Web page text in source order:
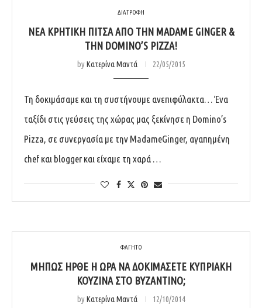
ΔΙΑΤΡΟΦΗ
ΝΈΑ ΚΡΗΤΙΚΉ ΠΊΤΣΑ ΑΠΌ ΤΗΝ MADAME GINGER &
ΤΗΝ DOMINO’S PIZZA!
byΚατερίνα Μαντά 22/05/2015
Τη δοκιμάσαμε και τη συστήνουμε ανεπιφύλακτα… Ένα
ταξίδι στις γεύσεις της χώρας μας ξεκίνησε η Domino’s
Pizza, σε συνεργασία με την MadameGinger, αγαπημένη
chef και blogger και είχαμε τη χαρά …
ΦΑΓΗΤΟ
ΜΉΠΩΣ ΉΡΘΕ Η ΏΡΑ ΝΑ ΔΟΚΙΜΆΣΕΤΕ ΚΥΠΡΙΑΚΉ
ΚΟΥΖΊΝΑ ΣΤΟ ΒΥΖΑΝΤΙΝΌ;
byΚατερίνα Μαντά 12/10/2014